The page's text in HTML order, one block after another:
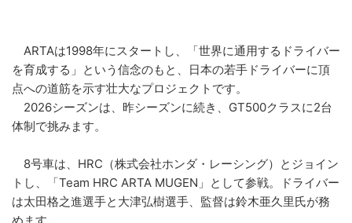
ARTAは1998年にスタートし、「世界に通用するドライバー
を育成する」という信念のもと、日本の若手ドライバーに頂
点への道筋を示す壮大なプロジェクトです。
2026シーズンは、昨シーズンに続き、GT500クラスに2台
体制で挑みます。
8号車は、HRC（株式会社ホンダ・レーシング）とジョイン
トし、「Team HRC ARTA MUGEN」として参戦。ドライバー
は太田格之進選手と大津弘樹選手、監督は鈴木亜久里氏が務